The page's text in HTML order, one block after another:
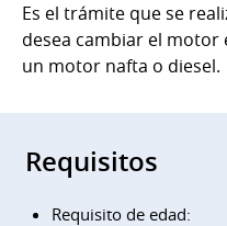
Es el trámite que se
desea cambiar el motor
un motor nafta o diesel.
Requisitos
Requisito de edad: